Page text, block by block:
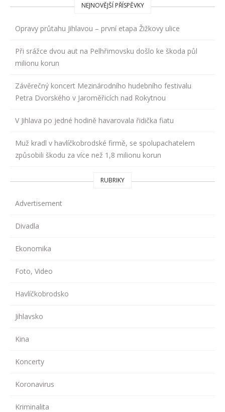
NEJNOVĚJŠÍ PŘÍSPĚVKY
Opravy průtahu Jihlavou – první etapa Žižkovy ulice
Při srážce dvou aut na Pelhřimovsku došlo ke škoda půl
milionu korun
Závěrečný koncert Mezinárodního hudebního festivalu
Petra Dvorského v Jaroměřicích nad Rokytnou
V Jihlava po jedné hodině havarovala řidička fiatu
Muž kradl v havlíčkobrodské firmě, se spolupachatelem
způsobili škodu za více než 1,8 milionu korun
RUBRIKY
Advertisement
Divadla
Ekonomika
Foto, Video
Havlíčkobrodsko
Jihlavsko
Kina
Koncerty
Koronavirus
Kriminalita